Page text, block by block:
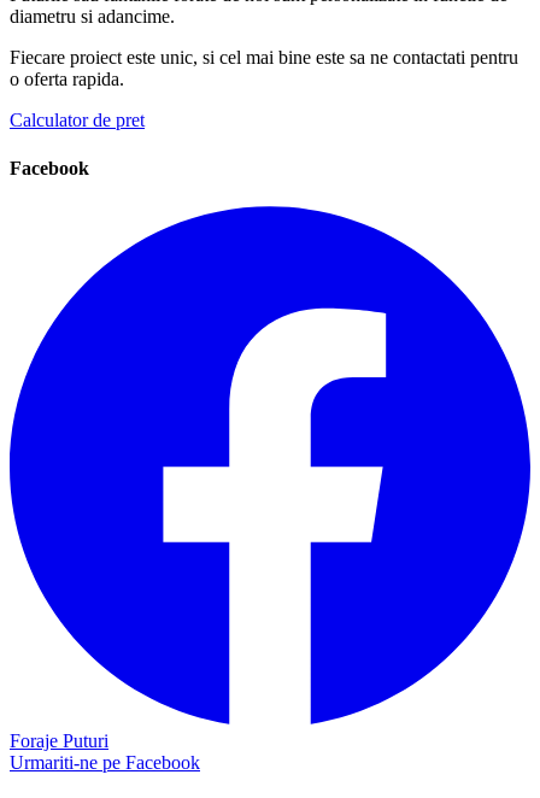
diametru si adancime.
Fiecare proiect este unic, si cel mai bine este sa ne contactati pentru
o oferta rapida.
Calculator de pret
Facebook
Foraje Puturi
Urmariti-ne pe Facebook